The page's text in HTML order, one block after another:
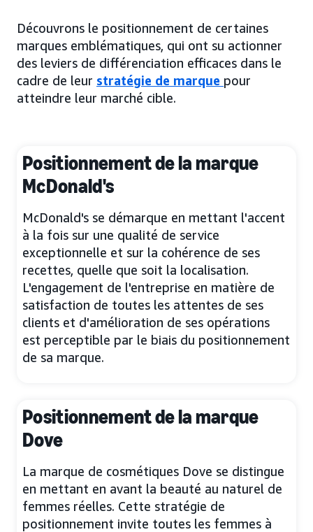
Découvrons le positionnement de certaines
marques emblématiques, qui ont su actionner
des leviers de différenciation efficaces dans le
cadre de leur stratégie de marque pour
atteindre leur marché cible.
Positionnement de la marque
McDonald's
McDonald's se démarque en mettant l'accent
à la fois sur une qualité de service
exceptionnelle et sur la cohérence de ses
recettes, quelle que soit la localisation.
L'engagement de l'entreprise en matière de
satisfaction de toutes les attentes de ses
clients et d'amélioration de ses opérations
est perceptible par le biais du positionnement
de sa marque.
Positionnement de la marque
Dove
La marque de cosmétiques Dove se distingue
en mettant en avant la beauté au naturel de
femmes réelles. Cette stratégie de
positionnement invite toutes les femmes à